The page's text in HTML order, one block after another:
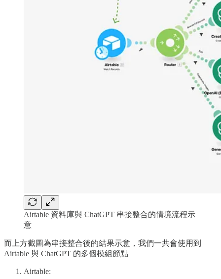
Airtable 資料庫與 ChatGPT 串接整合的情境流程示
意
而上方截圖為串接整合後的結果示意，我們一共會使用到
Airtable 與 ChatGPT 的多個模組節點
Airtable: